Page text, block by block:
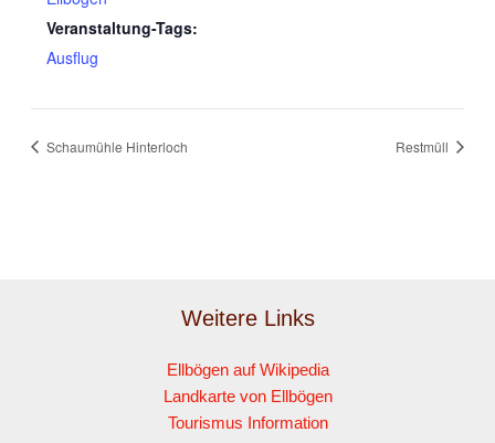
Veranstaltung-Tags:
Ausflug
Schaumühle Hinterloch Restmüll
Weitere Links
Ellbögen auf Wikipedia
Landkarte von Ellbögen
Tourismus Information